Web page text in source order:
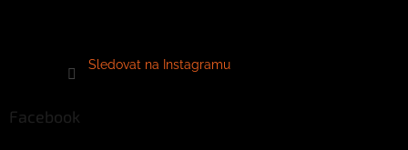
Sledovat na Instagramu
Facebook